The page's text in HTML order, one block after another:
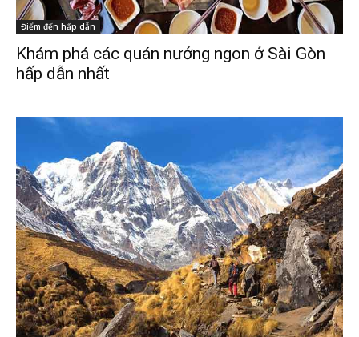
Điểm đến hấp dẫn
Khám phá các quán nướng ngon ở Sài Gòn
hấp dẫn nhất